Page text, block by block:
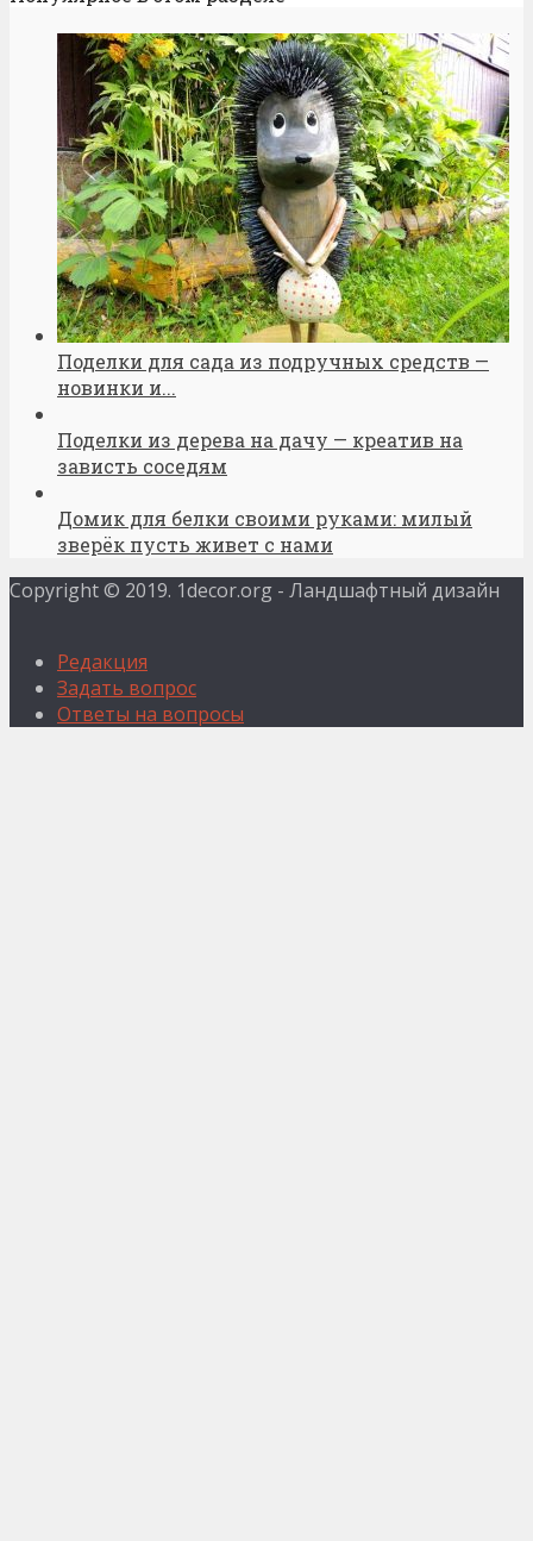
Поделки для сада из подручных средств —
новинки и...
Поделки из дерева на дачу — креатив на
зависть соседям
Домик для белки своими руками: милый
зверёк пусть живет с нами
Copyright © 2019. 1decor.org - Ландшафтный дизайн
Редакция
Задать вопрос
Ответы на вопросы